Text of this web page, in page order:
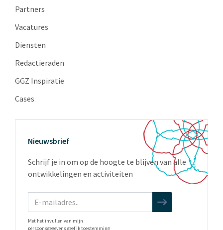
Partners
Vacatures
Diensten
Redactieraden
GGZ Inspiratie
Cases
Nieuwsbrief
Schrijf je in om op de hoogte te blijven van alle
ontwikkelingen en activiteiten
Met het invullen van mijn
persoonsgegevens geef ik toestemming